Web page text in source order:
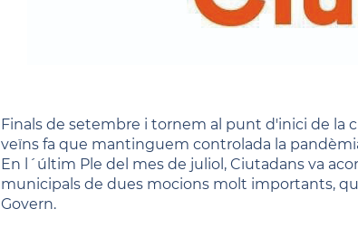
Finals de setembre i tornem al punt d'inici de la
veïns fa que mantinguem controlada la
En l´últim Ple del mes de juliol, Ciutadans va
municipals de dues mocions molt importants,
Govern.